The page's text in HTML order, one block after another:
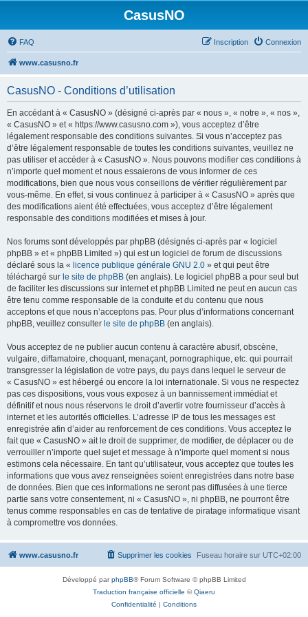
CasusNO
FAQ Connexion
Inscription
www.casusno.fr
CasusNO - Conditions d’utilisation
En accédant à « CasusNO » (désigné ci-après par « nous », « notre », « nos »,
« CasusNO » et « https://www.casusno.com »), vous acceptez d’être
légalement responsable des conditions suivantes. Si vous n’acceptez pas
d’être légalement responsable de toutes les conditions suivantes, veuillez ne
pas utiliser et accéder à « CasusNO ». Nous pouvons modifier ces conditions à
n’importe quel moment et nous essaierons de vous informer de ces
modifications, bien que nous vous conseillons de vérifier régulièrement par
vous-même. En effet, si vous continuez à participer à « CasusNO » après que
des modifications aient été effectuées, vous acceptez d’être légalement
responsable des conditions modifiées et mises à jour.
Nos forums sont développés par phpBB (désignés ci-après par « logiciel
phpBB » et « phpBB Limited ») qui est un logiciel de forum de discussions
déclaré sous la « licence publique générale GNU 2.0 » et qui peut être
téléchargé sur le site de phpBB (en anglais). Le logiciel phpBB a pour seul but
de faciliter les discussions sur internet et phpBB Limited ne peut en aucun cas
être tenu comme responsable de la conduite et du contenu que nous
acceptons et que nous n’acceptons pas. Pour plus d’informations concernant
phpBB, veuillez consulter le site de phpBB (en anglais).
Vous acceptez de ne publier aucun contenu à caractère abusif, obscène,
vulgaire, diffamatoire, choquant, menaçant, pornographique, etc. qui pourrait
transgresser la législation de votre pays, du pays dans lequel le serveur de
« CasusNO » est hébergé ou encore la loi internationale. Si vous ne respectez
pas ces dispositions, vous vous exposez à un bannissement immédiat et
définitif et nous nous réservons le droit d’avertir votre fournisseur d’accès à
internet et les autorités officielles. L’adresse IP de tous les messages est
enregistrée afin d’aider au renforcement de ces conditions. Vous acceptez le
fait que « CasusNO » ait le droit de supprimer, de modifier, de déplacer ou de
verrouiller n’importe quel sujet et message à n’importe quel moment si nous
estimons cela nécessaire. En tant qu’utilisateur, vous acceptez que toutes les
informations que vous avez renseignées soient enregistrées dans notre base
de données. Bien que ces informations ne seront pas diffusées à une tierce
partie sans votre consentement, ni « CasusNO », ni phpBB, ne pourront être
tenus comme responsables en cas de tentative de piratage informatique visant
à compromettre vos données.
www.casusno.fr Fuseau horaire sur UTC+02:00
Supprimer les cookies
Développé parphpBB® Forum Software © phpBB Limited
Traduction française officielle ©Qiaeru
Confidentialité | Conditions